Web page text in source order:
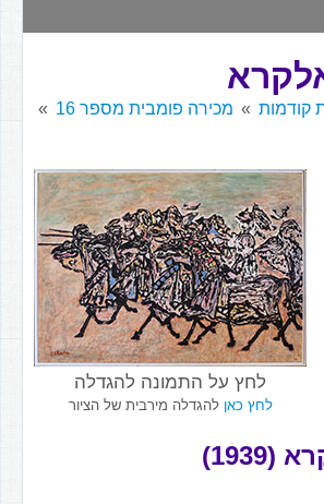
קודמות
מכירה פומבית מספר 16
לחץ על התמונה להגדלה
לחץ כאן להגדלה מירבית של הציור